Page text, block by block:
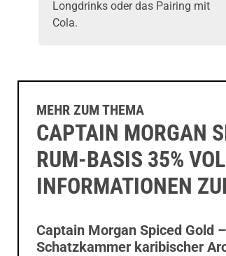
Longdrinks oder das Pairing mit
Cola.
MEHR ZUM THEMA
CAPTAIN MORGAN
RUM-BASIS 35%
INFORMATIONEN
Captain Morgan Spiced Gold
Schatzkammer karibischer